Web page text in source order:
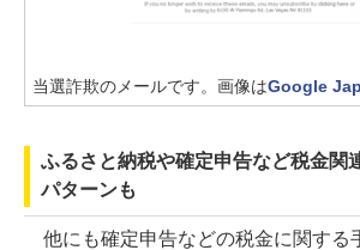
当選詐欺のメールです。画像はGoogle
ふるさと納税や確定申告など税金関
パターンも
他にも確定申告などの税金に関する